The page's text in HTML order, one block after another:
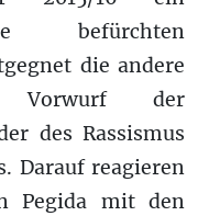
befürchten
die andere
der
des Rassismus
Darauf reagieren
Pegida mit den